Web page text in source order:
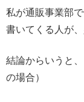
私が通販事業部
書いてくる人が
結論からいうと
の場合）